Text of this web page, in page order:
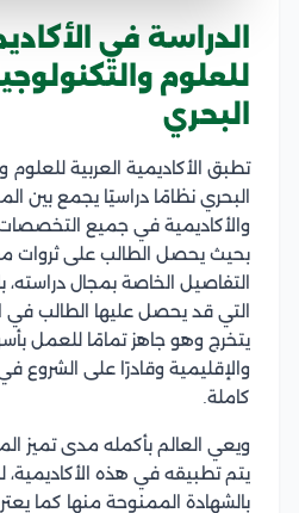
الدراسة في
للعلوم
البحري
تطبق الأكاديمية العربية للعلوم
البحري نظامًا دراسيًا يجمع بين
والأكاديمية في جميع التخصصات
بحيث يحصل الطالب على ثروات
التفاصيل الخاصة بمجال دراسته،
التي قد يحصل عليها الطالب في
يتخرج وهو جاهز تمامًا للعمل
والإقليمية وقادرًا على الشروع
كاملة.
ويعي العالم بأكمله مدى تميز
يتم تطبيقه في هذه الأكاديمية،
بالشهادة الممنوحة منها كما